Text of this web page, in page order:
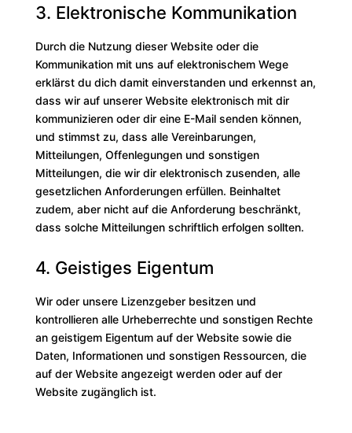
3. Elektronische Kommunikation
Durch die Nutzung dieser Website oder die
Kommunikation mit uns auf elektronischem Wege
erklärst du dich damit einverstanden und erkennst an,
dass wir auf unserer Website elektronisch mit dir
kommunizieren oder dir eine E-Mail senden können,
und stimmst zu, dass alle Vereinbarungen,
Mitteilungen, Offenlegungen und sonstigen
Mitteilungen, die wir dir elektronisch zusenden, alle
gesetzlichen Anforderungen erfüllen. Beinhaltet
zudem, aber nicht auf die Anforderung beschränkt,
dass solche Mitteilungen schriftlich erfolgen sollten.
4. Geistiges Eigentum
Wir oder unsere Lizenzgeber besitzen und
kontrollieren alle Urheberrechte und sonstigen Rechte
an geistigem Eigentum auf der Website sowie die
Daten, Informationen und sonstigen Ressourcen, die
auf der Website angezeigt werden oder auf der
Website zugänglich ist.